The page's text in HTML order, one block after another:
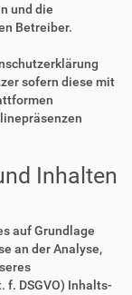
und die
Betreiber.
sofern diese mit
Inhalten
auf Grundlage
an der Analyse,
f. DSGVO) Inhalts-